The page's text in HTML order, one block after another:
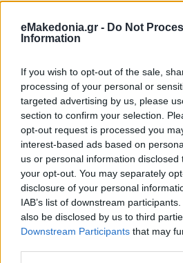
eMakedonia.gr - Do Not
Information
If you wish to opt-out of the sale,
processing of your personal or
targeted advertising by us, please
section to confirm your selection.
opt-out request is processed you
interest-based ads based on
us or personal information
your opt-out. You may separately
disclosure of your personal
IAB’s list of downstream
also be disclosed by us to third
Downstream Participants that may
ΟΙΚΟΝΟΜΙΑ ΔΙΕΘΝΗ Οικονομία
Κυριάκος Πιερρακάκης